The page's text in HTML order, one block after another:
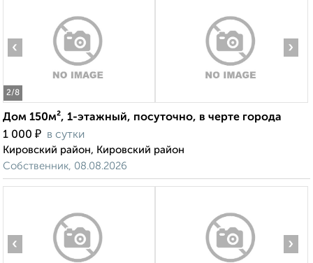
2/8
‹ ›
Дом 150м², 1-этажный, посуточно, в черте города
1 000 ₽ в сутки
Кировский район, Кировский район
Собственник, 08.08.2026
‹ ›